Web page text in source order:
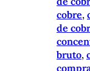
cobre,
de
bruto,